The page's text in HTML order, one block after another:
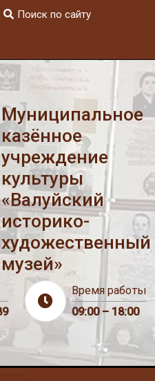
Поиск по сайту
Муниципальное
казённое
учреждение
культуры
«Валуйский
историко-
художественный
музей»
Время работы
09:00 – 18:00